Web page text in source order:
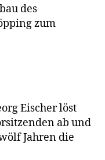
des
zum
Eischer löst
ab und
Jahren die